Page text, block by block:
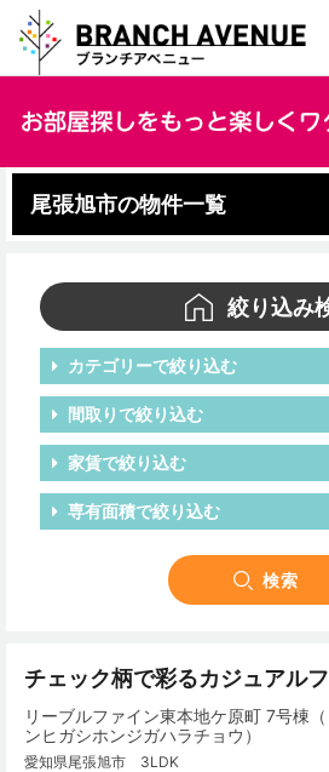
尾張旭市の物件一覧
絞り込み
カテゴリーで絞り込む
間取りで絞り込む
家賃で絞り込む
専有面積で絞り込む
チェック柄で彩るカジュアルフ
リーブルファイン東本地ケ原町 7号棟
ンヒガシホンジガハラチョウ）
愛知県尾張旭市 3LDK